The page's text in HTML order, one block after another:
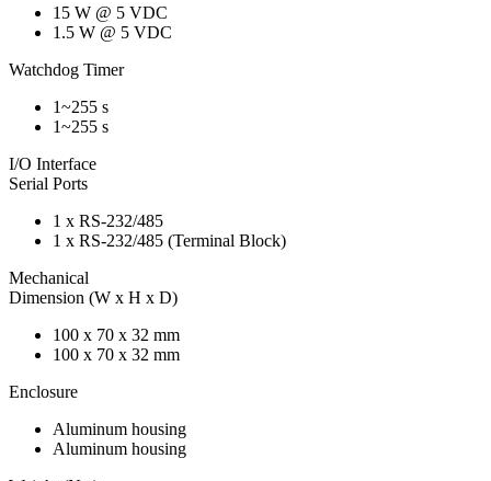
15 W @ 5 VDC
1.5 W @ 5 VDC
Watchdog Timer
1~255 s
1~255 s
I/O Interface
Serial Ports
1 x RS-232/485
1 x RS-232/485 (Terminal Block)
Mechanical
Dimension (W x H x D)
100 x 70 x 32 mm
100 x 70 x 32 mm
Enclosure
Aluminum housing
Aluminum housing